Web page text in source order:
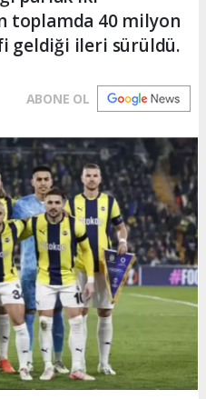
toplamda 40 milyon
geldiği ileri sürüldü.
ABONE OL